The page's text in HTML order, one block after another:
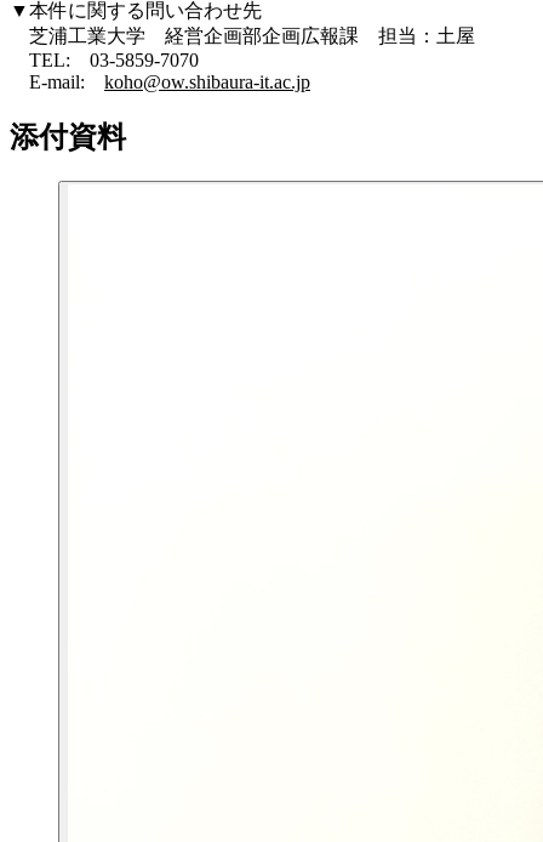
▼本件に関する問い合わせ先
芝浦工業大学 経営企画部企画広報課 担当：土屋
TEL: 03-5859-7070
E-mail: koho@ow.shibaura-it.ac.jp
添付資料